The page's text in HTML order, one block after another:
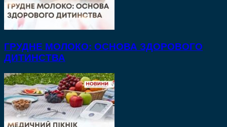
ГРУДНЕ МОЛОКО: ОСНОВА ЗДОРОВОГО
ДИТИНСТВА